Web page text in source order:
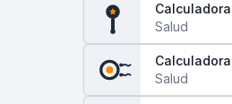
Salud
Salud